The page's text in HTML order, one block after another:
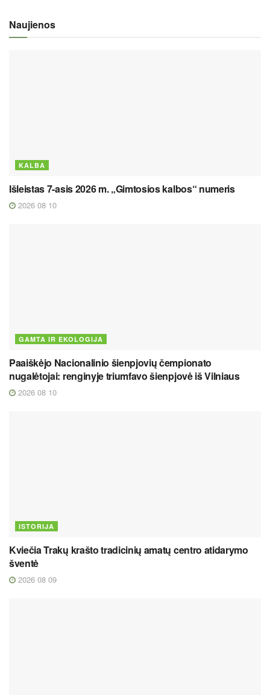
Naujienos
KALBA
Išleistas 7-asis 2026 m. „Gimtosios kalbos“ numeris
2026 08 10
GAMTA IR EKOLOGIJA
Paaiškėjo Nacionalinio šienpjovių čempionato
nugalėtojai: renginyje triumfavo šienpjovė iš Vilniaus
2026 08 10
ISTORIJA
Kviečia Trakų krašto tradicinių amatų centro atidarymo
šventė
2026 08 09